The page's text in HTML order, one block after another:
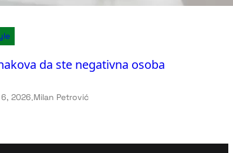
da ste negativna osoba
2026.Milan Petrović